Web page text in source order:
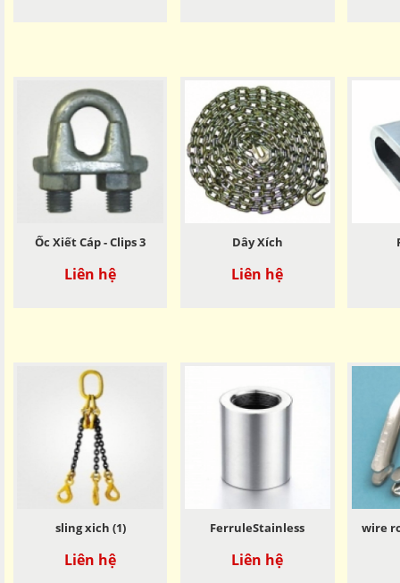
Ốc Xiết Cáp - Clips 3
Liên hệ
Dây Xích
Liên hệ
sling xich (1)
Liên hệ
FerruleStainless
Liên hệ
wire